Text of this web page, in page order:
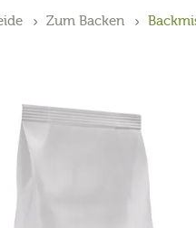
Zum Backen